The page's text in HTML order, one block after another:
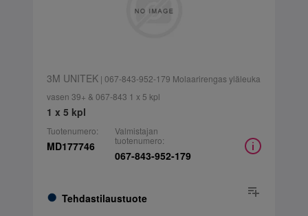
3M UNITEK| 067-843-952-179 Molaarirengas yläleuka
vasen 39+ & 067-843 1 x 5 kpl
1 x 5 kpl
Tuotenumero:
MD177746
Tehdastilaustuote
Valmistajan
tuotenumero:
067-843-952-179